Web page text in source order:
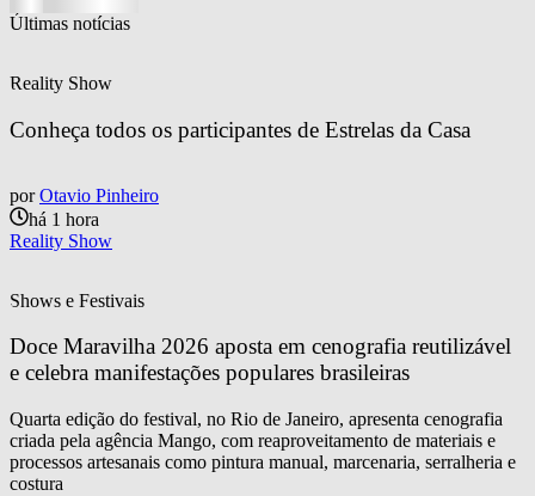
Últimas notícias
Reality Show
Conheça todos os participantes de Estrelas da Casa
por Otavio Pinheiro
há 1 hora
Reality Show
Shows e Festivais
Doce Maravilha 2026 aposta em cenografia reutilizável
e celebra manifestações populares brasileiras
Quarta edição do festival, no Rio de Janeiro, apresenta cenografia
criada pela agência Mango, com reaproveitamento de materiais e
processos artesanais como pintura manual, marcenaria, serralheria e
costura